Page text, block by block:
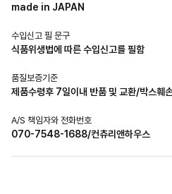
made in JAPAN
수입신고 필 문구
식품위생법에 따른 수입신고를 필함
품질보증기준
제품수령후 7일이내 반품 및 교환/박스훼
A/S 책임자와 전화번호
070-7548-1688/컨츄리앤하우스